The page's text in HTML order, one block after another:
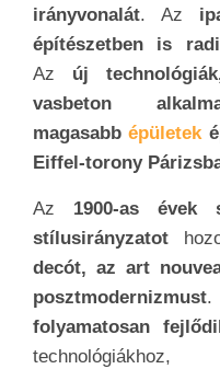
irányvonalát. Az
építészetben is
Az új
vasbeton
magasabbépületek
Eiffel-torony
Az 1900-as évek
stílusirányzatot
decót, az art
posztmodernizmust.
folyamatosan